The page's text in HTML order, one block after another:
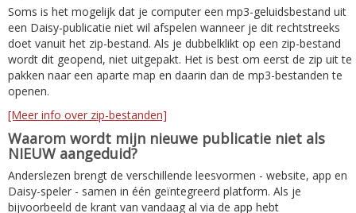
Soms is het mogelijk dat je computer een mp3-geluidsbestand uit
een Daisy-publicatie niet wil afspelen wanneer je dit rechtstreeks
doet vanuit het zip-bestand. Als je dubbelklikt op een zip-bestand
wordt dit geopend, niet uitgepakt. Het is best om eerst de zip uit te
pakken naar een aparte map en daarin dan de mp3-bestanden te
openen.
[Meer info over zip-bestanden]
Waarom wordt mijn nieuwe publicatie niet als
NIEUW aangeduid?
Anderslezen brengt de verschillende leesvormen - website, app en
Daisy-speler - samen in één geïntegreerd platform. Als je
bijvoorbeeld de krant van vandaag al via de app hebt